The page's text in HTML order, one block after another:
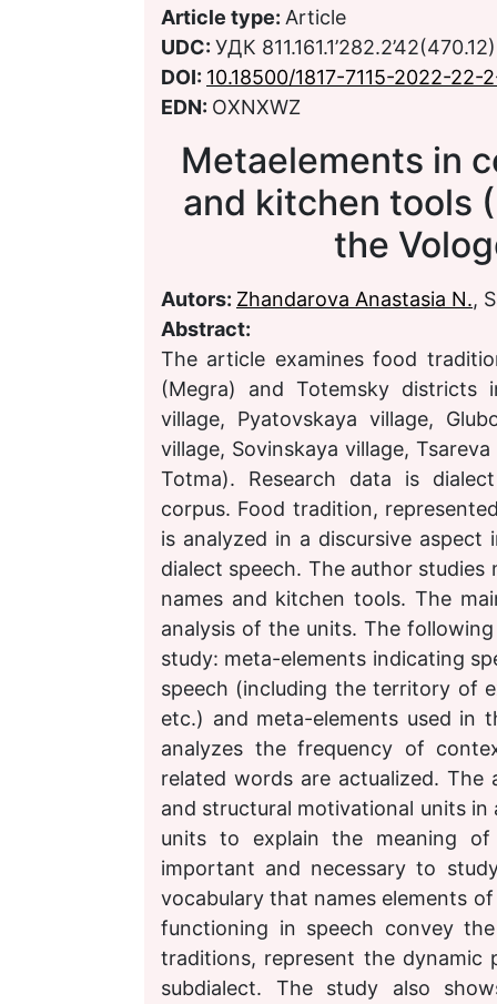
Article type: Article
UDC: УДК 811.161.1’282.2’42(470.12)
DOI: 10.18500/1817-7115-2022-22-
EDN: OXNXWZ
Metaelements in
and kitchen tools
the
Autors: Zhandarova Anastasia N.,
Abstract:
The article examines food
(Megra) and Totemsky districts
village, Pyatovskaya village,
village, Sovinskaya village,
Totma). Research data is
corpus. Food tradition,
is analyzed in a discursive
dialect speech. The author
names and kitchen tools. The
analysis of the units. The
study: meta-elements indicating
speech (including the territory of
etc.) and meta-elements used in
analyzes the frequency of
related words are actualized.
and structural motivational units in
units to explain the meaning
important and necessary to
vocabulary that names elements
functioning in speech convey
traditions, represent the dynamic
subdialect. The study also